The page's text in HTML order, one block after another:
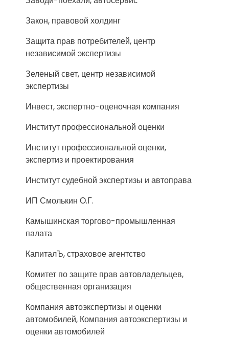
Закон, правовой холдинг
Защита прав потребителей, центр
независимой экспертизы
Зеленый свет, центр независимой
экспертизы
Инвест, экспертно-оценочная компания
Институт профессиональной оценки
Институт профессиональной оценки,
экспертиз и проектирования
Институт судебной экспертизы и автоправа
ИП Смолькин О.Г.
Камышинская торгово-промышленная
палата
КапиталЪ, страховое агентство
Комитет по защите прав автовладельцев,
общественная организация
Компания автоэкспертизы и оценки
автомобилей, Компания автоэкспертизы и
оценки автомобилей